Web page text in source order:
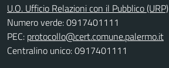
U.O. Ufficio Relazioni con il Pubblico (URP)
Numero verde: 0917401111
PEC: protocollo@cert.comune.palermo.it
Centralino unico: 0917401111